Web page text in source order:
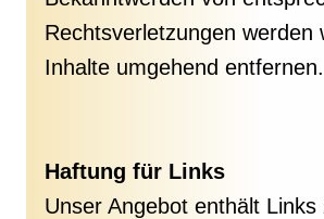
Rechtsverletzungen werden
Inhalte umgehend entfernen.
Haftung für Links
Unser Angebot enthält Links